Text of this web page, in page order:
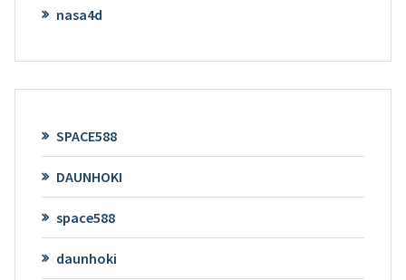
nasa4d
SPACE588
DAUNHOKI
space588
daunhoki